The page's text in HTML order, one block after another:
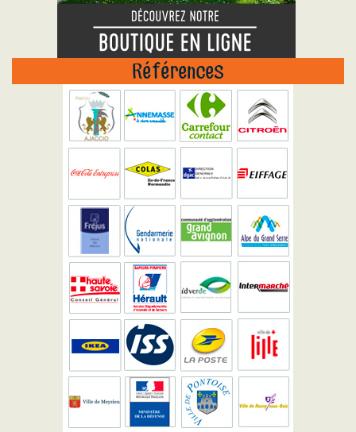
Références